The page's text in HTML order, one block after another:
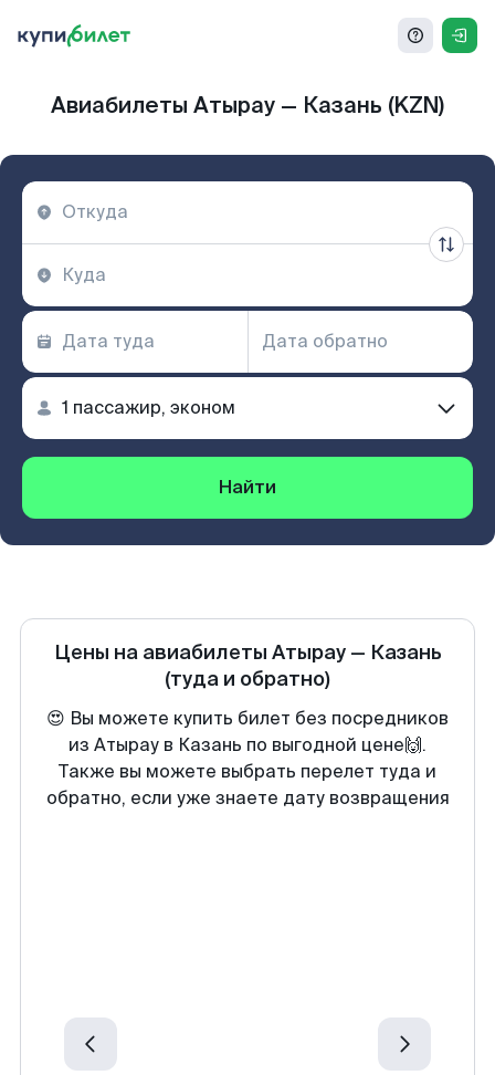
Авиабилеты Атырау — Казань (KZN)
Найти
Цены на авиабилеты Атырау— Казань
(туда и обратно)
😍 Вы можете купить билет без посредников
из Атырау в Казань по выгодной цене🙌.
Также вы можете выбрать перелет туда и
обратно, если уже знаете дату возвращения